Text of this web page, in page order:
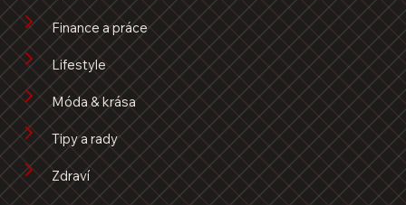
Finance a práce
Lifestyle
Móda & krása
Tipy a rady
Zdraví